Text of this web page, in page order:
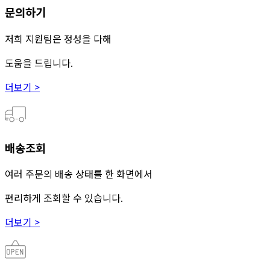
문의하기
저희 지원팀은 정성을 다해
도움을 드립니다.
더보기 >
배송조회
여러 주문의 배송 상태를 한 화면에서
편리하게 조회할 수 있습니다.
더보기 >